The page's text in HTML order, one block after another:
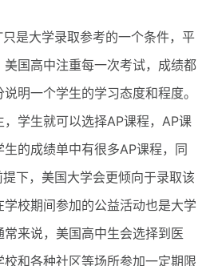
是大学录取参考的一个条件，平
国高中注重每一次考试，成绩都
明一个学生的学习态度和程度。
学生就可以选择AP课程，AP课
的成绩单中有很多AP课程，同
下，美国大学会更倾向于录取该
校期间参加的公益活动也是大学
来说，美国高中生会选择到医
和各种社区等场所参加一定期限